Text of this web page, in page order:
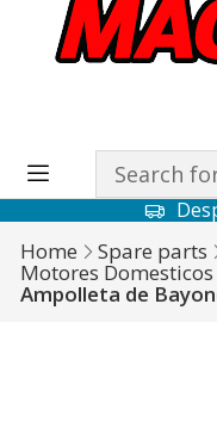
Home Spare parts
Motores Domesticos
Ampolleta de